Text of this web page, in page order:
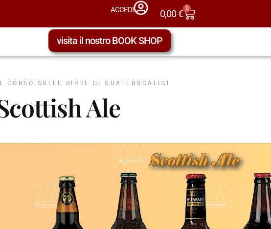
ACCEDI 0,00€ 0
visita il nostro BOOK SHOP
CORSO SULLE BIRRE DI QUATTROCALICI
Ale